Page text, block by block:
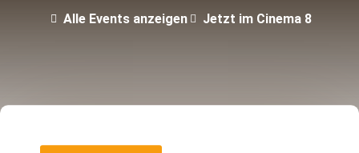
Alle Events anzeigen Jetzt im Cinema 8